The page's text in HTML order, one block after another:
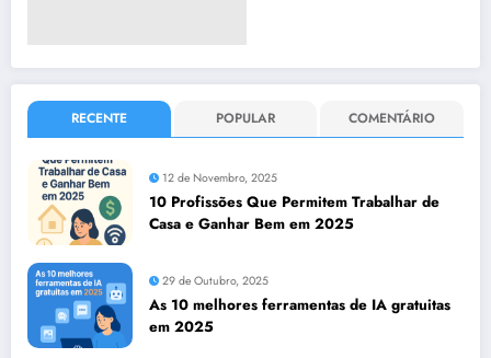
RECENTE POPULAR COMENTÁRIO
12 de Novembro, 2025
10 Profissões Que Permitem Trabalhar de
Casa e Ganhar Bem em 2025
29 de Outubro, 2025
As 10 melhores ferramentas de IA gratuitas
em 2025